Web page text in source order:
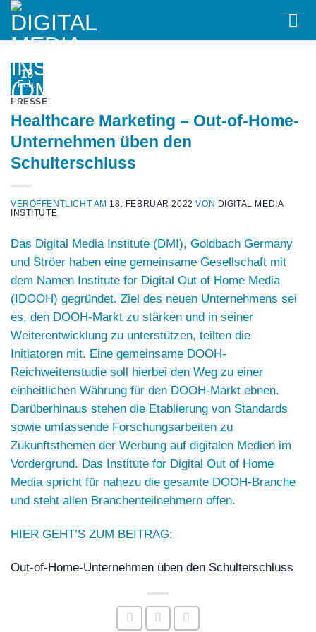
Skip
content
18
Feb.
PRESSE
Healthcare Marketing – Out-of-Home-
Unternehmen üben den
Schulterschluss
VERÖFFENTLICHT AM 18. FEBRUAR 2022 VON DIGITAL MEDIA
INSTITUTE
Das Digital Media Institute (DMI), Goldbach Germany
und Ströer haben eine gemeinsame Gesellschaft mit
dem Namen Institute for Digital Out of Home Media
(IDOOH) gegründet. Ziel des neuen Unternehmens sei
es, den DOOH-Markt zu stärken und in seiner
Weiterentwicklung zu unterstützen, teilten die
Initiatoren mit. Eine gemeinsame DOOH-
Reichweitenstudie soll hierbei den Weg zu einer
einheitlichen Währung für den DOOH-Markt ebnen.
Darüberhinaus stehen die Etablierung von Standards
sowie umfassende Forschungsarbeiten zu
Zukunftsthemen der Werbung auf digitalen Medien im
Vordergrund. Das Institute for Digital Out of Home
Media spricht für nahezu die gesamte DOOH-Branche
und steht allen Branchenteilnehmern offen.
HIER GEHT’S ZUM BEITRAG:
Out-of-Home-Unternehmen üben den Schulterschluss